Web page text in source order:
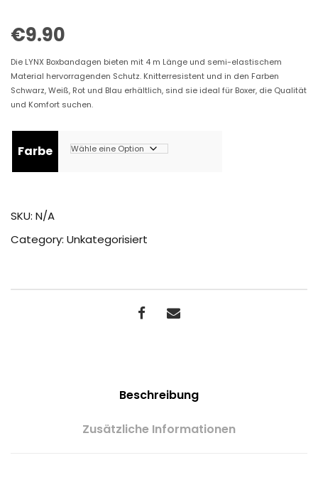
€9.90
Die LYNX Boxbandagen bieten mit 4 m Länge und semi-elastischem
Material hervorragenden Schutz. Knitterresistent und in den Farben
Schwarz, Weiß, Rot und Blau erhältlich, sind sie ideal für Boxer, die Qualität
und Komfort suchen.
Farbe
SKU: N/A
Category: Unkategorisiert
Beschreibung
Zusätzliche Informationen